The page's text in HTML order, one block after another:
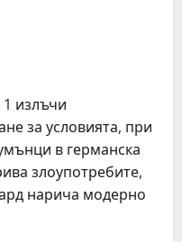
1 излъчи
за условията, при
в германска
злоупотребите,
нарича модерно